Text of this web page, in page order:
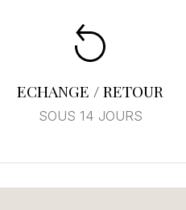
ECHANGE / RETOUR
SOUS 14 JOURS